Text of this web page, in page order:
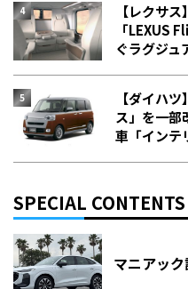
【レクサ
「LEXUS
ぐラグジュ
【ダイハ
ス」を一
車「インテ
SPECIAL CONTENTS
マニアッ